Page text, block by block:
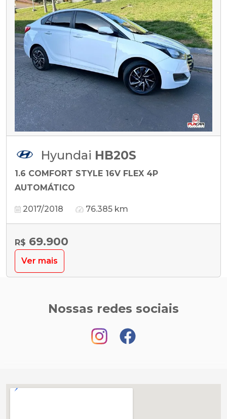
Hyundai HB20S
1.6 COMFORT STYLE 16V FLEX 4P
AUTOMÁTICO
2017/2018 76.385 km
R$ 69.900
Ver mais
Nossas redes sociais